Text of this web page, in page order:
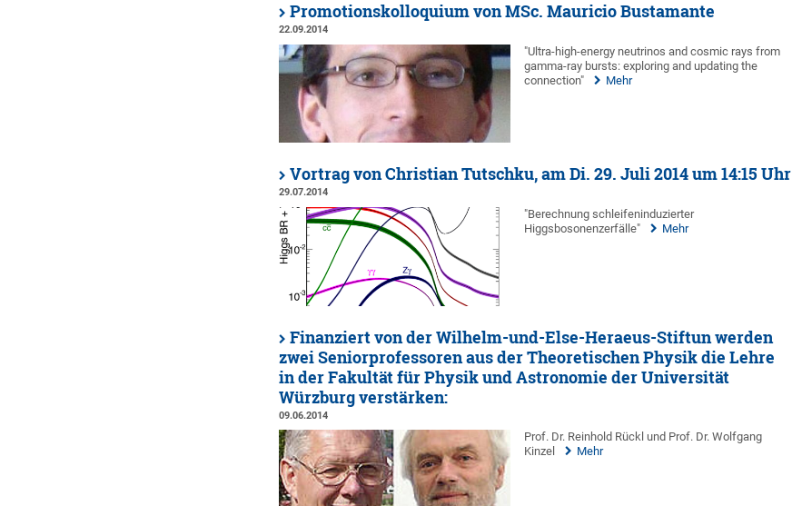
Promotionskolloquium von MSc. Mauricio Bustamante
22.09.2014
"Ultra-high-energy neutrinos and cosmic rays from
gamma-ray bursts: exploring and updating the
connection"
Mehr
Vortrag von Christian Tutschku, am Di. 29. Juli 2014 um 14:15 Uhr
29.07.2014
"Berechnung schleifeninduzierter
Higgsbosonenzerfälle"
Mehr
Finanziert von der Wilhelm-und-Else-Heraeus-Stiftun werden
zwei Seniorprofessoren aus der Theoretischen Physik die Lehre
in der Fakultät für Physik und Astronomie der Universität
Würzburg verstärken:
09.06.2014
Prof. Dr. Reinhold Rückl und Prof. Dr. Wolfgang
Kinzel
Mehr